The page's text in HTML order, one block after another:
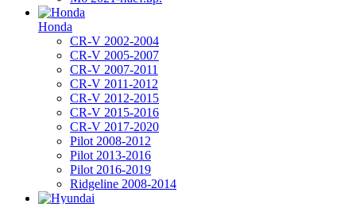
Honda
CR-V 2002-2004
CR-V 2005-2007
CR-V 2007-2011
CR-V 2011-2012
CR-V 2012-2015
CR-V 2015-2016
CR-V 2017-2020
Pilot 2008-2012
Pilot 2013-2016
Pilot 2016-2019
Ridgeline 2008-2014